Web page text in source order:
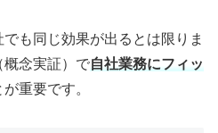
も同じ効果が出るとは限りま
念実証）で自社業務にフィッ
重要です。